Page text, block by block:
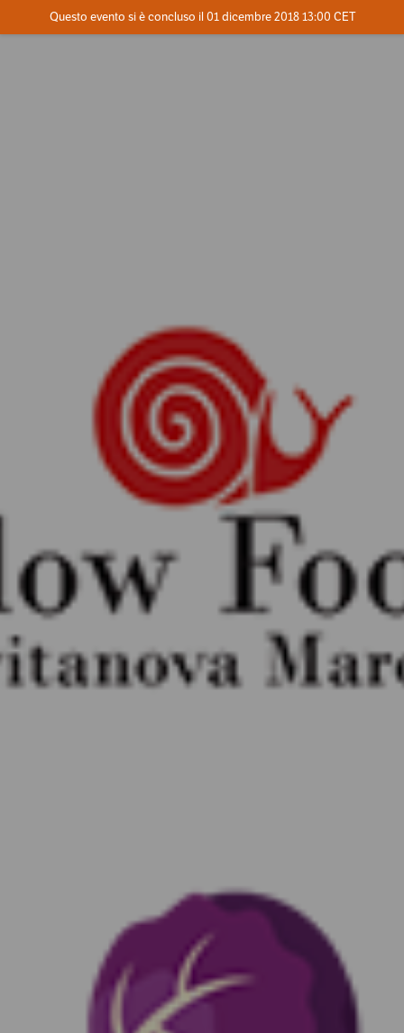
Contatta l'organizzatore
Questo evento si è concluso il 01 dicembre 2018 13:00 CET